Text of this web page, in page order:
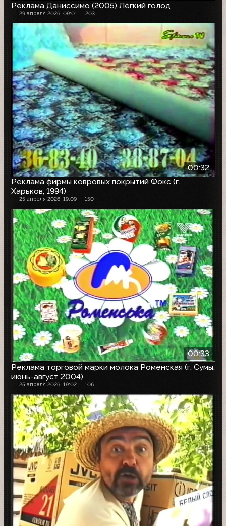
Реклама Даниссимо (2005) Лёгкий голод
29 апреля 2026, 09:01 203
00:32
Реклама фирмы ковровых покрытий Фокс (г.
Харьков, 1994)
25 апреля 2026, 19:09 150
00:33
Реклама торговой марки молока Роменская (г. Сумы,
июнь-август 2004)
25 апреля 2026, 19:02 106